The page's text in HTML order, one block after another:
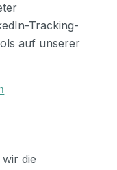
Tracking-
auf unserer
die